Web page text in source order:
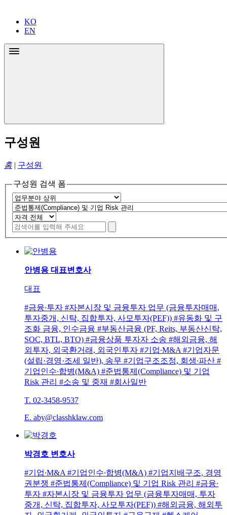
KO
EN
구성원
홈 구성원
구성원 검색 폼
안병용 대표변호사
대표
#금융∙투자 #자본시장 및 금융투자 업무 (금융투자매매,
투자중개, 신탁, 집합투자, 사모투자(PEF)) #유동화 및 구
조화 금융, 인수금융 #부동산금융 (PF, Reits, 부동산신탁,
SOC, BTL, BTO) #금융상품 투자자 소송 #해외금융, 해
외투자, 외국환거래, 외국인투자 #기업∙M&A #기업자문
(설립·경영·조세 일반), 송무 #기업구조조정, 회생∙파산 #
기업인수∙합병(M&A) #준법통제(Compliance) 및 기업
Risk 관리 #소송 및 중재 #회사일반
T. 02-3458-9537
E. aby@classhklaw.com
박경호 변호사
#기업∙M&A #기업인수∙합병(M&A) #기업지배구조, 경영
권분쟁 #준법통제(Compliance) 및 기업 Risk 관리 #금융∙
투자 #자본시장 및 금융투자 업무 (금융투자매매, 투자
중개, 신탁, 집합투자, 사모투자(PEF)) #해외금융, 해외투